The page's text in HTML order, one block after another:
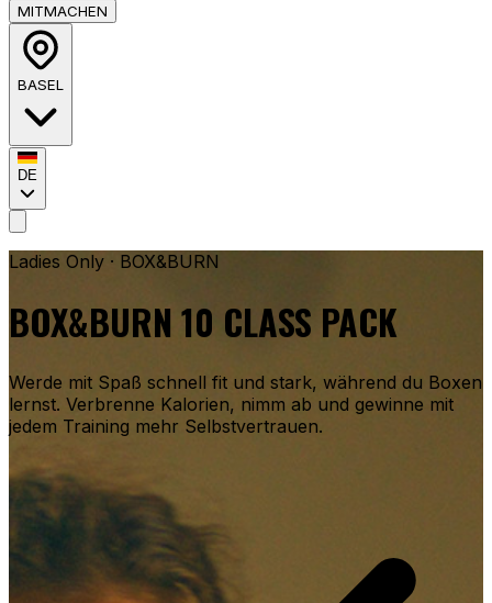
MITMACHEN
BASEL
DE
Ladies Only · BOX&BURN
BOX&BURN 10 CLASS PACK
Werde mit Spaß schnell fit und stark, während du Boxen
lernst. Verbrenne Kalorien, nimm ab und gewinne mit
jedem Training mehr Selbstvertrauen.